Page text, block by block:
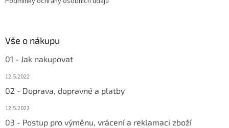
Vše o nákupu
01 - Jak nakupovat
12.5.2022
02 - Doprava, dopravné a platby
12.5.2022
03 - Postup pro výměnu, vrácení a reklamaci zboží